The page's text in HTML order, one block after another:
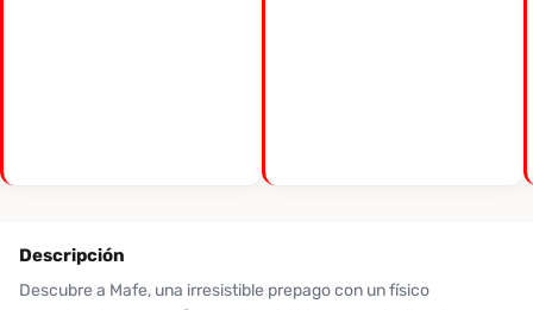
Descripción
Descubre a Mafe, una irresistible prepago con un físico